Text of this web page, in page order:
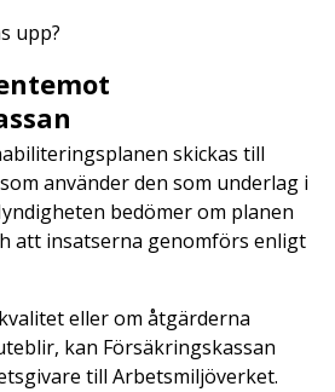
upp?
skickas till
använder den som underlag i
bedömer om planen
att insatserna genomförs enligt
eller om åtgärderna
kan Försäkringskassan
till Arbetsmiljöverket.